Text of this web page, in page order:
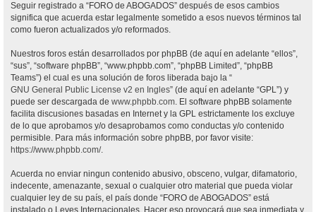
Seguir registrado a “FORO de ABOGADOS” después de esos cambios
significa que acuerda estar legalmente sometido a esos nuevos términos tal
como fueron actualizados y/o reformados.
Nuestros foros están desarrollados por phpBB (de aquí en adelante “ellos”,
“sus”, “software phpBB”, “www.phpbb.com”, “phpBB Limited”, “phpBB
Teams”) el cual es una solución de foros liberada bajo la “
GNU General Public License v2 en Ingles” (de aquí en adelante “GPL”) y
puede ser descargada de www.phpbb.com. El software phpBB solamente
facilita discusiones basadas en Internet y la GPL estrictamente los excluye
de lo que aprobamos y/o desaprobamos como conductas y/o contenido
permisible. Para más información sobre phpBB, por favor visite:
https://www.phpbb.com/.
Acuerda no enviar ningun contenido abusivo, obsceno, vulgar, difamatorio,
indecente, amenazante, sexual o cualquier otro material que pueda violar
cualquier ley de su país, el país donde “FORO de ABOGADOS” está
instalado o Leyes Internacionales. Hacer eso provocará que sea inmediata y